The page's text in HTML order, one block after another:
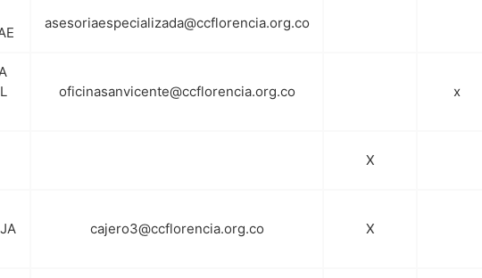
asesoriaespecializada@ccflorencia.org.co
oficinasanvicente@ccflorencia.org.co x
X
cajero3@ccflorencia.org.co X